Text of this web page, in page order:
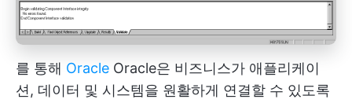
를 통해 Oracle Oracle은 비즈니스가 애플리케이
션, 데이터 및 시스템을 원활하게 연결할 수 있도록